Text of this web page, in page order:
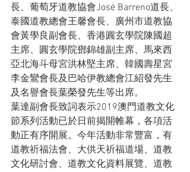
長、葡萄牙道教協會José Barreno道長、
泰國道教總會王馨會長、廣州市道教協
會黃學良副會長、香港圓玄學院陳國超
主席、圓玄學院鄧錦雄副主席、馬來西
亞北海斗母宮洪林堅主席、韓國壽星宮
李金鸞會長及巴哈伊教總會江紹發先生
及名譽會長葉榮發先生等出席。
葉達副會長致詞表示2019澳門道教文化
節系列活動已於日前揭開帷幕，各項活
動正有序開展。今年活動非常豐富，有
道教祈福法會、大供天祈福道場、道教
文化研討會、道教文化資料展覽、道教